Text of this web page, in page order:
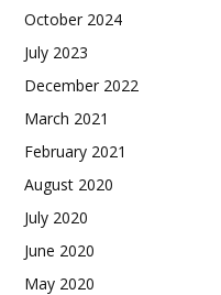
October 2024
July 2023
December 2022
March 2021
February 2021
August 2020
July 2020
June 2020
May 2020